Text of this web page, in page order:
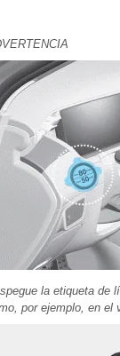
la etiqueta de
por ejemplo, en el